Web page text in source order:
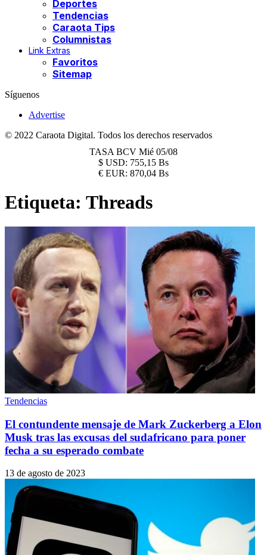
Deportes
Tendencias
Caraota Tips
Columnistas
Link Extras
Favoritos
Sitemap
Síguenos
Advertise
© 2022 Caraota Digital. Todos los derechos reservados
TASA BCV Mié 05/08
$ USD: 755,15 Bs
€ EUR: 870,04 Bs
Etiqueta: Threads
Tendencias
El contundente mensaje de Mark Zuckerberg a Elon
Musk tras las excusas del sudafricano para poner
fecha a su esperado combate
13 de agosto de 2023